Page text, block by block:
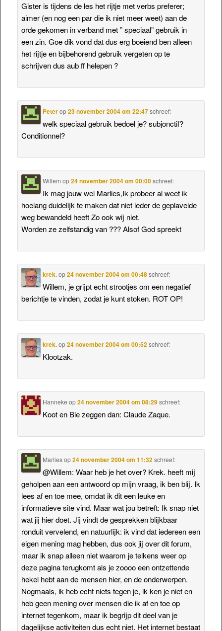
Gister is tijdens de les het rijtje met verbs preferer;
aimer (en nog een par die ik niet meer weet) aan de
orde gekomen in verband met ” speciaal” gebruik in
een zin. Goe dik vond dat dus erg boeiend ben alleen
het rijtje en bijbehorend gebruik vergeten op te
schrijven dus aub ff helepen ?
Peterop23 november 2004 om 22:47 schreef:
welk speciaal gebruik bedoel je? subjonctif?
Conditionnel?
Willem op24 november 2004 om 00:00 schreef:
Ik mag jouw wel Marlies,Ik probeer al weet ik
hoelang duidelijk te maken dat niet ieder de geplaveide
weg bewandeld heeft Zo ook wij niet.
Worden ze zelfstandig van ??? Alsof God spreekt
krek.op24 november 2004 om 00:48 schreef:
Willem, je grijpt echt strootjes om een negatief
berichtje te vinden, zodat je kunt stoken. ROT OP!
krek.op24 november 2004 om 00:52 schreef:
Klootzak.
Hanneke op24 november 2004 om 08:29 schreef:
Koot en Bie zeggen dan: Claude Zaque.
Marliesop24 november 2004 om 11:32 schreef:
@Willem: Waar heb je het over? Krek. heeft mij
geholpen aan een antwoord op mijn vraag, ik ben blij. Ik
lees af en toe mee, omdat ik dit een leuke en
informatieve site vind. Maar wat jou betreft: Ik snap niet
wat jij hier doet. Jij vindt de gesprekken blijkbaar
ronduit vervelend, en natuurlijk: ik vind dat iedereen een
eigen mening mag hebben, dus ook jij over dit forum,
maar ik snap alleen niet waarom je telkens weer op
deze pagina terugkomt als je zoooo een ontzettende
hekel hebt aan de mensen hier, en de onderwerpen.
Nogmaals, ik heb echt niets tegen je, ik ken je niet en
heb geen mening over mensen die ik af en toe op
internet tegenkom, maar ik begrijp dit deel van je
dagelijkse activiteiten dus echt niet. Het internet bestaat